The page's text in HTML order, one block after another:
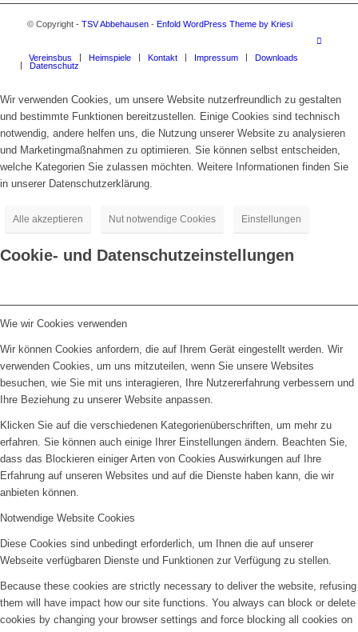
© Copyright - TSV Abbehausen- Enfold WordPress Theme by Kriesi
Vereinsbus Heimspiele Kontakt Impressum
Downloads
Datenschutz
Wir verwenden Cookies, um unsere Website nutzerfreundlich zu gestalten
und bestimmte Funktionen bereitzustellen. Einige Cookies sind technisch
notwendig, andere helfen uns, die Nutzung unserer Website zu analysieren
und Marketingmaßnahmen zu optimieren. Sie können selbst entscheiden,
welche Kategorien Sie zulassen möchten. Weitere Informationen finden Sie
in unserer Datenschutzerklärung.
Alle akzeptieren Nut notwendige Cookies Einstellungen
Cookie- und Datenschutzeinstellungen
Wie wir Cookies verwenden
Wir können Cookies anfordern, die auf Ihrem Gerät eingestellt werden. Wir
verwenden Cookies, um uns mitzuteilen, wenn Sie unsere Websites
besuchen, wie Sie mit uns interagieren, Ihre Nutzererfahrung verbessern und
Ihre Beziehung zu unserer Website anpassen.
Klicken Sie auf die verschiedenen Kategorienüberschriften, um mehr zu
erfahren. Sie können auch einige Ihrer Einstellungen ändern. Beachten Sie,
dass das Blockieren einiger Arten von Cookies Auswirkungen auf Ihre
Erfahrung auf unseren Websites und auf die Dienste haben kann, die wir
anbieten können.
Notwendige Website Cookies
Diese Cookies sind unbedingt erforderlich, um Ihnen die auf unserer
Webseite verfügbaren Dienste und Funktionen zur Verfügung zu stellen.
Because these cookies are strictly necessary to deliver the website, refusing
them will have impact how our site functions. You always can block or delete
cookies by changing your browser settings and force blocking all cookies on